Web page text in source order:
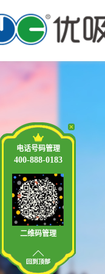
电话号码管理
400-888-0183
二维码管理